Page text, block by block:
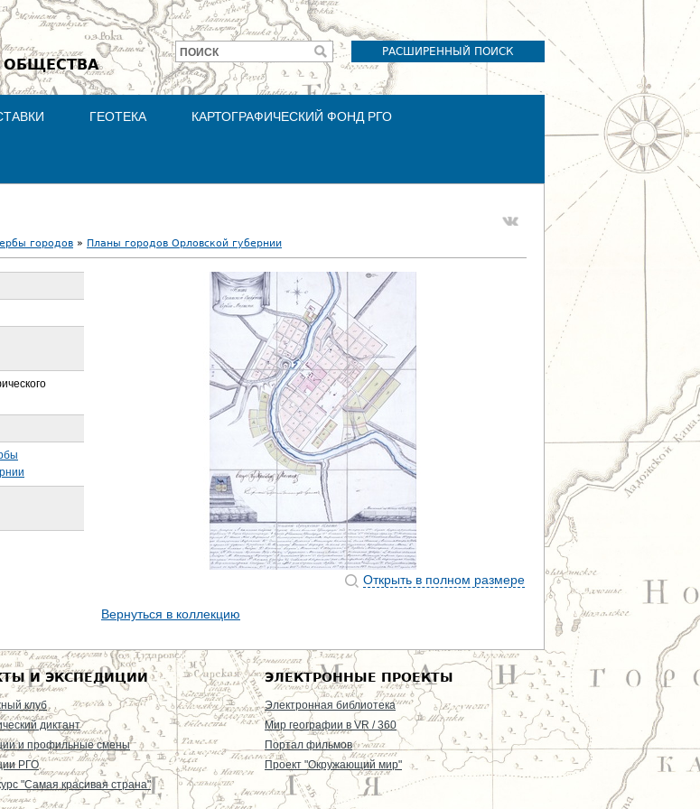
Jump to navigation
ОБЩЕСТВА
РАСШИРЕННЫЙ ПОИСК
Форма
поиска
ПОИСК
ГЕОТЕКА КАРТОГРАФИЧЕСКИЙ ФОНД РГО
городов » Планы городов Орловской губернии
Открыть в полном размере
Вернуться в коллекцию
И ЭКСПЕДИЦИИ
клуб
диктант
и профильные смены
РГО
"Самая красивая страна"
ЭЛЕКТРОННЫЕ ПРОЕКТЫ
Электронная библиотека
Мир географии в VR / 360
Портал фильмов
Проект "Окружающий мир"